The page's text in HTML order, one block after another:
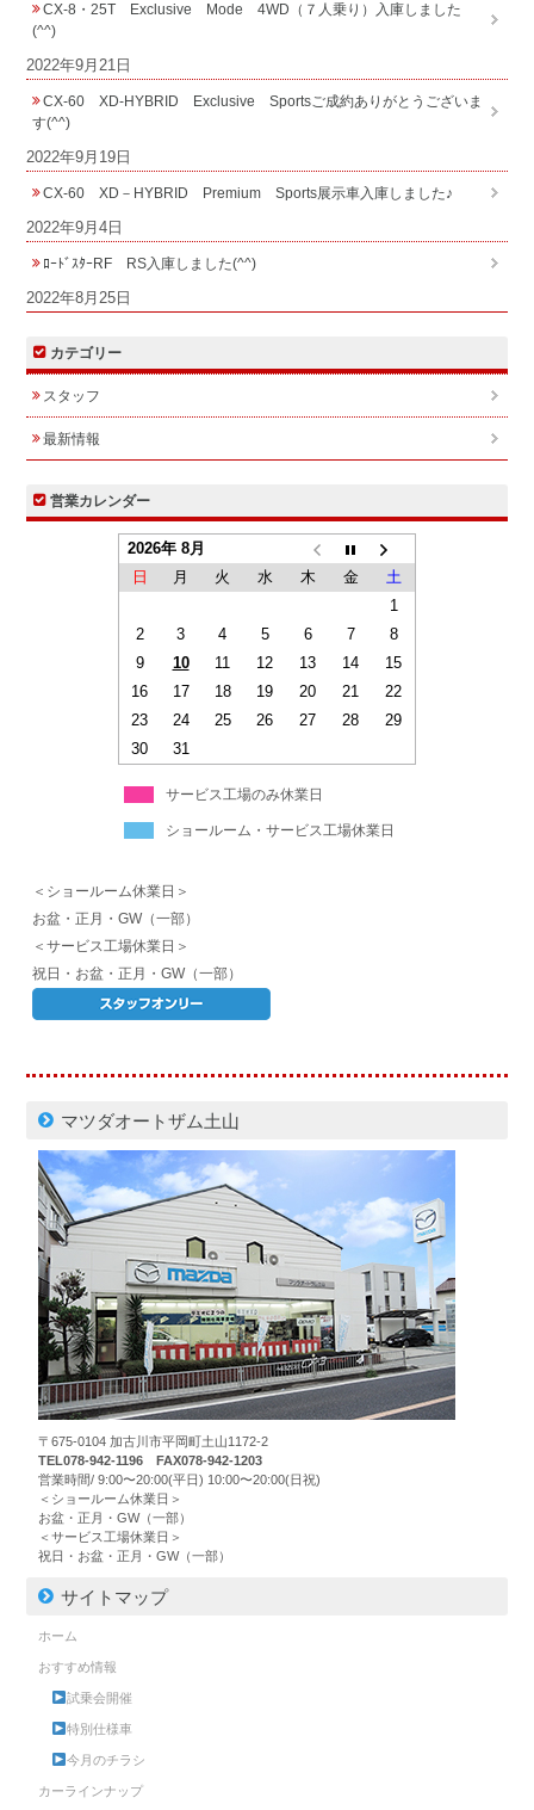
CX-8・25T Exclusive Mode 4WD（７人乗り）入庫しました
(^^)
2022年9月21日
CX-60 XD-HYBRID Exclusive Sportsご成約ありがとうございま
す(^^)
2022年9月19日
CX-60 XD－HYBRID Premium Sports展示車入庫しました♪
2022年9月4日
ﾛｰﾄﾞｽﾀｰRF RS入庫しました(^^)
2022年8月25日
カテゴリー
スタッフ
最新情報
営業カレンダー
2026年 8月
日
月 火 水 木 金
土
1
2
3 4 5 6 7
8
9
10 11 12 13 14
15
16
17 18 19 20 21
22
23
24 25 26 27 28
29
30
31
サービス工場のみ休業日
ショールーム・サービス工場休業日
＜ショールーム休業日＞
お盆・正月・GW（一部）
＜サービス工場休業日＞
祝日・お盆・正月・GW（一部）
マツダオートザム土山
〒675-0104 加古川市平岡町土山1172-2
TEL078-942-1196 FAX078-942-1203
営業時間/ 9:00〜20:00(平日) 10:00〜20:00(日祝)
＜ショールーム休業日＞
お盆・正月・GW（一部）
＜サービス工場休業日＞
祝日・お盆・正月・GW（一部）
サイトマップ
ホーム
おすすめ情報
試乗会開催
特別仕様車
今月のチラシ
カーラインナップ